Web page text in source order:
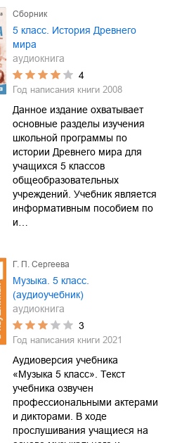
Сборник
5 класс. История Древнего
мира
аудиокнига
4
Год написания книги 2008
Данное издание охватывает
основные разделы изучения
школьной программы по
истории Древнего мира для
учащихся 5 классов
общеобразовательных
учреждений. Учебник является
информативным пособием по
и…
Г. П. Сергеева
Музыка. 5 класс.
(аудиоучебник)
аудиокнига
3
Год написания книги 2021
Аудиоверсия учебника
«Музыка 5 класс». Текст
учебника озвучен
профессиональными актерами
и дикторами. В ходе
прослушивания учащиеся на